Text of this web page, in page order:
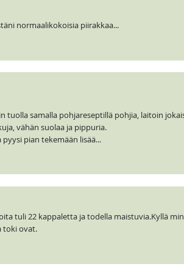
normaalikokoisia piirakkaa...
tuolla samalla pohjareseptillä pohjia, laitoin
vähän suolaa ja pippuria.
pian tekemään lisää...
tuli 22 kappaletta ja todella maistuvia.Kyllä
toki ovat.